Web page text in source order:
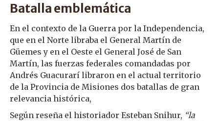
Batalla emblemática
En el contexto de la Guerra por la Independencia,
que en el Norte libraba el General Martín de
Güemes y en el Oeste el General José de San
Martín, las fuerzas federales comandadas por
Andrés Guacurarí libraron en el actual territorio
de la Provincia de Misiones dos batallas de gran
relevancia histórica,
Según reseña el historiador Esteban Snihur, “la